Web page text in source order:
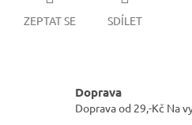
ZEPTAT SE SDÍLET
Doprava
Doprava od 29,-Kč Na